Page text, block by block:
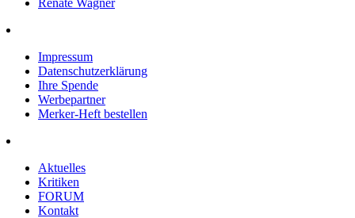
Impressum
Datenschutzerklärung
Ihre Spende
Werbepartner
Merker-Heft bestellen
Aktuelles
Kritiken
FORUM
Kontakt